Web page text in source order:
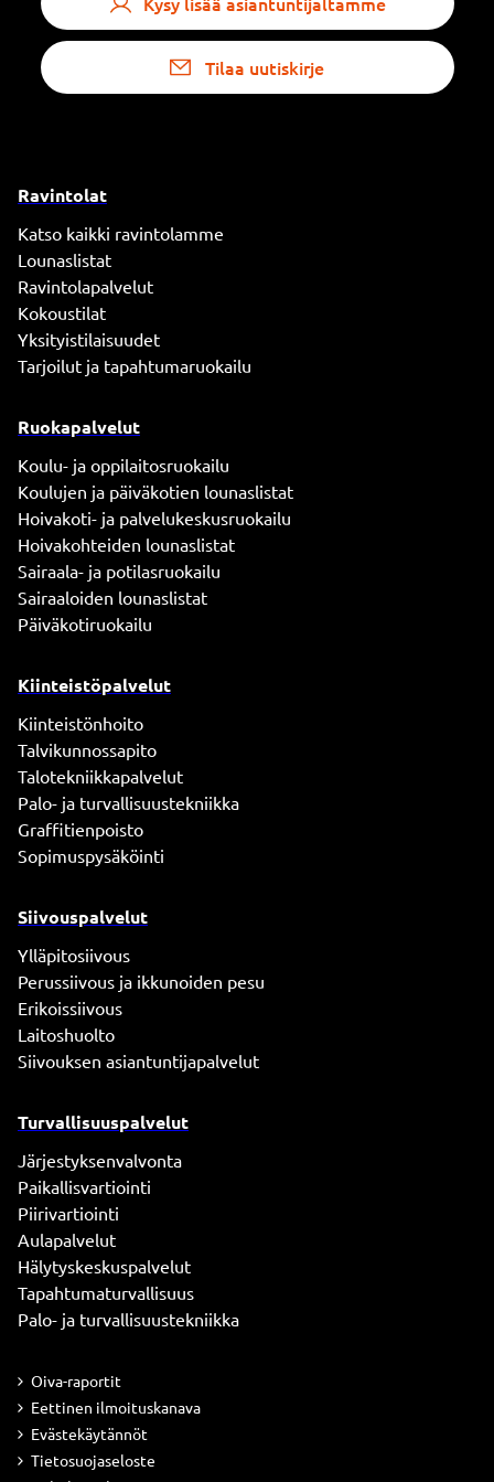
Tilaa uutiskirje
Ravintolat
Katso kaikki ravintolamme
Lounaslistat
Ravintolapalvelut
Kokoustilat
Yksityistilaisuudet
Tarjoilut ja tapahtumaruokailu
Ruokapalvelut
Koulu- ja oppilaitosruokailu
Koulujen ja päiväkotien lounaslistat
Hoivakoti- ja palvelukeskusruokailu
Hoivakohteiden lounaslistat
Sairaala- ja potilasruokailu
Sairaaloiden lounaslistat
Päiväkotiruokailu
Kiinteistöpalvelut
Kiinteistönhoito
Talvikunnossapito
Talotekniikkapalvelut
Palo- ja turvallisuustekniikka
Graffitienpoisto
Sopimuspysäköinti
Siivouspalvelut
Ylläpitosiivous
Perussiivous ja ikkunoiden pesu
Erikoissiivous
Laitoshuolto
Siivouksen asiantuntijapalvelut
Turvallisuuspalvelut
Järjestyksenvalvonta
Paikallisvartiointi
Piirivartiointi
Aulapalvelut
Hälytyskeskuspalvelut
Tapahtumaturvallisuus
Palo- ja turvallisuustekniikka
Oiva-raportit
Eettinen ilmoituskanava
Evästekäytännöt
Tietosuojaseloste